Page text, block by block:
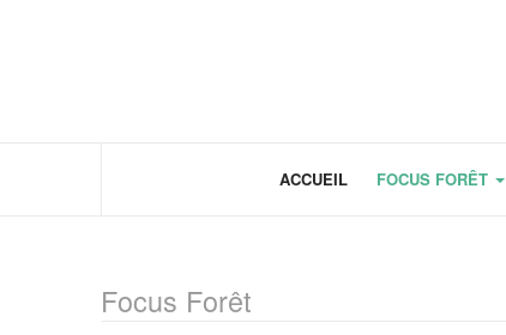
ACCUEIL FOCUS FORÊT
Focus Forêt